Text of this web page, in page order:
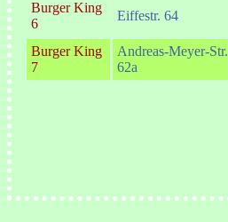
Burger King
6
Eiffestr. 64
Burger King
7
Andreas-Meyer-Str.
62a